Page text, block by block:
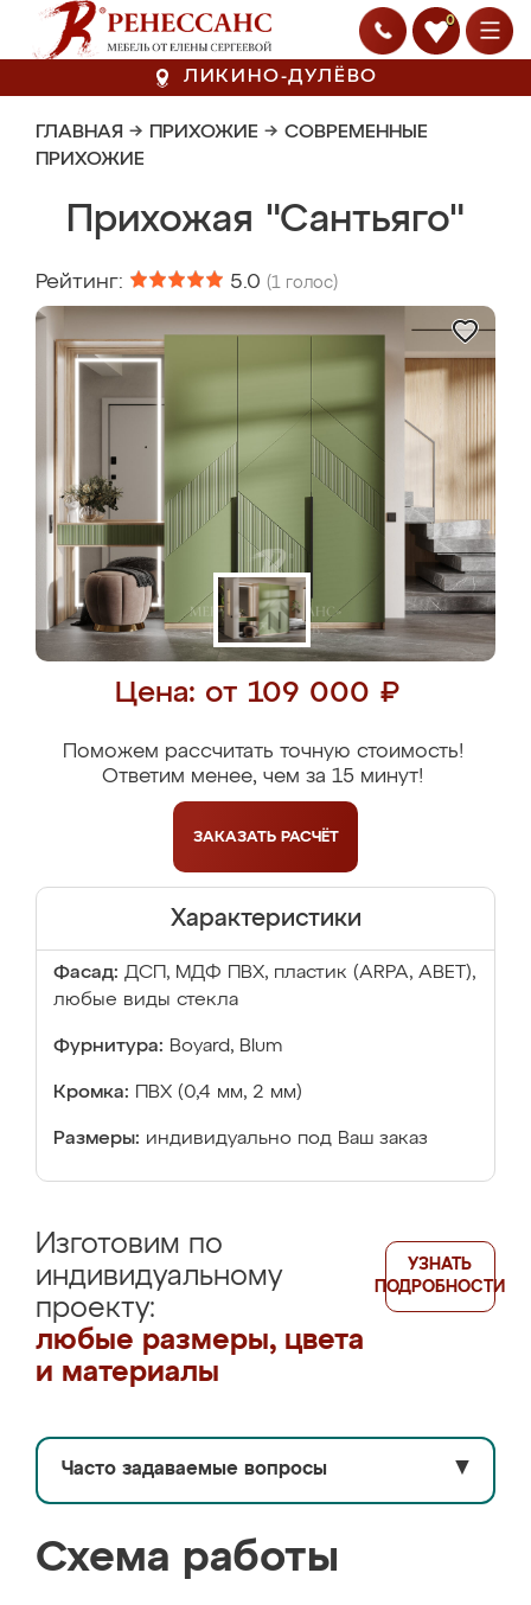
0
ЛИКИНО-ДУЛЁВО
ГЛАВНАЯ → ПРИХОЖИЕ → СОВРЕМЕННЫЕ
ПРИХОЖИЕ
Прихожая "Сантьяго"
Рейтинг: 5.0 (1 голос)
Цена: от 109 000 ₽
Поможем рассчитать точную стоимость!
Ответим менее, чем за 15 минут!
ЗАКАЗАТЬ РАСЧЁТ
Характеристики
Фасад: ДСП, МДФ ПВХ, пластик (ARPA, ABET),
любые виды стекла
Фурнитура: Boyard, Blum
Кромка: ПВХ (0,4 мм, 2 мм)
Размеры: индивидуально под Ваш заказ
Изготовим по
индивидуальному
проекту:
любые размеры, цвета
и материалы
УЗНАТЬ
ПОДРОБНОСТИ
Часто задаваемые вопросы ▼
Схема работы